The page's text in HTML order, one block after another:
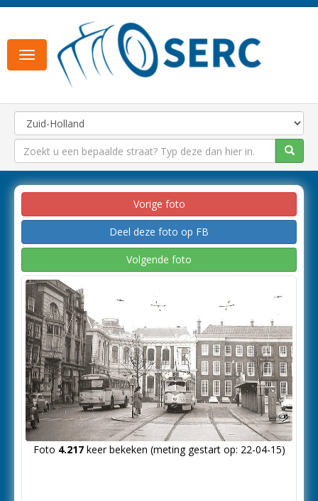
Toggle
navigation
Vorige foto
Deel deze foto op FB
Volgende foto
Foto 4.217keer bekeken (meting gestart op: 22-04-15)